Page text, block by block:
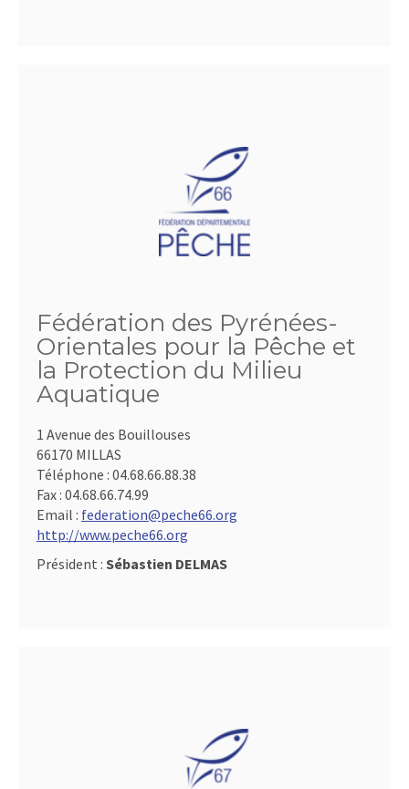
Fédération des Pyrénées-
Orientales pour la Pêche et
la Protection du Milieu
Aquatique
1 Avenue des Bouillouses
66170 MILLAS
Téléphone : 04.68.66.88.38
Fax : 04.68.66.74.99
Email : federation@peche66.org
http://www.peche66.org
Président : Sébastien DELMAS